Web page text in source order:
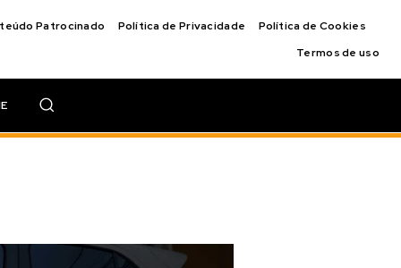
Patrocinado Política de Privacidade
Política de Cookies
Termos de uso